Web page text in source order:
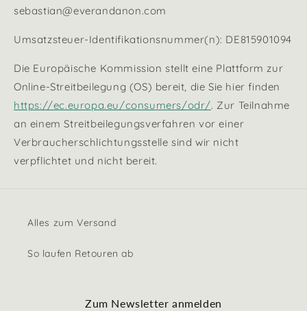
sebastian@everandanon.com
Umsatzsteuer-Identifikationsnummer(n): DE815901094
Die Europäische Kommission stellt eine Plattform zur
Online-Streitbeilegung (OS) bereit, die Sie hier finden
https://ec.europa.eu/consumers/odr/. Zur Teilnahme
an einem Streitbeilegungsverfahren vor einer
Verbraucherschlichtungsstelle sind wir nicht
verpflichtet und nicht bereit.
Alles zum Versand
So laufen Retouren ab
Zum Newsletter anmelden